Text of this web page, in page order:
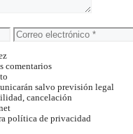
Correo
electrónico
comentarios
salvo previsión legal
cancelación
política de privacidad